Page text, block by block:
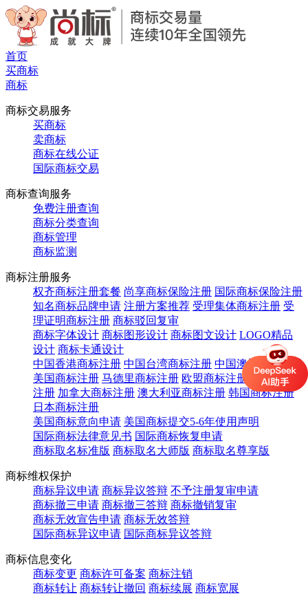
首页
买商标
商标
商标交易服务
买商标
卖商标
商标在线公证
国际商标交易
商标查询服务
免费注册查询
商标分类查询
商标管理
商标监测
商标注册服务
权齐商标注册套餐 尚享商标保险注册 国际商标保险注册
知名商标品牌申请 注册方案推荐 受理集体商标注册 受
理证明商标注册 商标驳回复审
商标字体设计 商标图形设计 商标图文设计 LOGO精品
设计 商标卡通设计
中国香港商标注册 中国台湾商标注册 中国澳门商标注册
美国商标注册 马德里商标注册 欧盟商标注册
英国商标
注册 加拿大商标注册 澳大利亚商标注册 韩国商标注册
日本商标注册
美国商标意向申请 美国商标提交5-6年使用声明
国际商标法律意见书 国际商标恢复申请
商标取名标准版 商标取名大师版 商标取名尊享版
商标维权保护
商标异议申请 商标异议答辩 不予注册复审申请
商标撤三申请 商标撤三答辩 商标撤销复审
商标无效宣告申请 商标无效答辩
国际商标异议申请 国际商标异议答辩
商标信息变化
商标变更 商标许可备案 商标注销
商标转让 商标转让撤回 商标续展 商标宽展